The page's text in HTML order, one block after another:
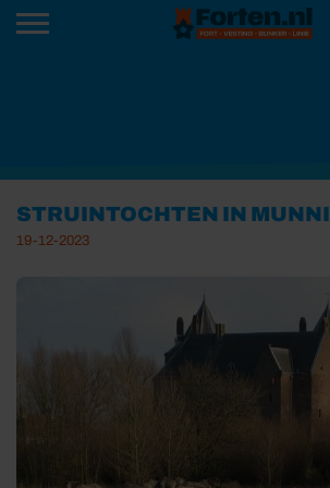
STRUINTOCHTEN IN
19-12-2023